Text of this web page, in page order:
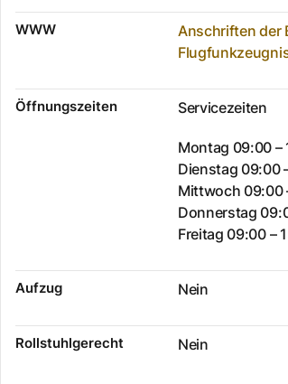
WWW
Anschriften der
Öffnungszeiten Servicezeiten
Montag 09:00 –
Dienstag 09:00
Mittwoch 09:00
Donnerstag
Freitag 09:00 –
Aufzug Nein
Rollstuhlgerecht Nein